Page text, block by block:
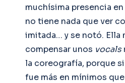
muchísima presencia
no tiene nada que ver
imitada… y se notó. Ella
compensar unos vocals
la coreografía, porque
fue más en mínimos